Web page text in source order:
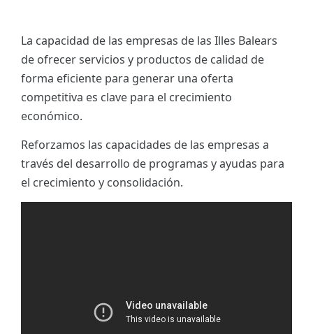
La capacidad de las empresas de las Illes Balears
de ofrecer servicios y productos de calidad de
forma eficiente para generar una oferta
competitiva es clave para el crecimiento
económico.
Reforzamos las capacidades de las empresas a
través del desarrollo de programas y ayudas para
el crecimiento y consolidación.